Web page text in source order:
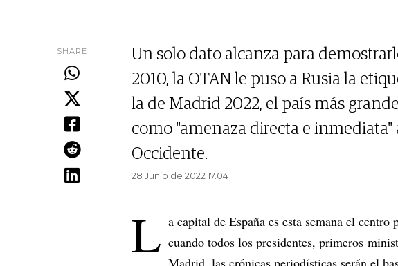
SHARE
Un solo dato alcanza para
2010, la OTAN le puso a Rusia la
la de Madrid 2022, el país más
como "amenaza directa e inmediata"
Occidente.
28 Junio de 2022 17.04
L a capital de España es esta semana el
cuando todos los presidentes, primeros